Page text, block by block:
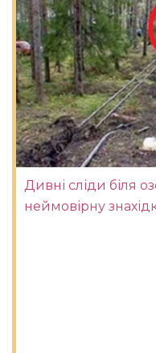
Дивні сліди біля
неймовірну